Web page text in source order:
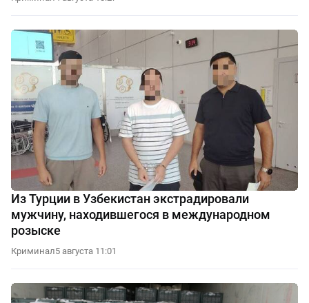
Из Турции в Узбекистан экстрадировали
мужчину, находившегося в международном
розыске
Криминал5 августа 11:01